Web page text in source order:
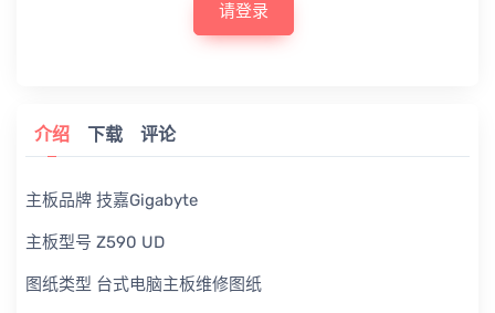
请登录
介绍 下载 评论
主板品牌 技嘉Gigabyte
主板型号 Z590 UD
图纸类型 台式电脑主板维修图纸